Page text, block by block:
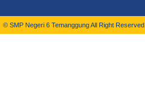
© SMP Negeri 6 Temanggung All Right Reserved.